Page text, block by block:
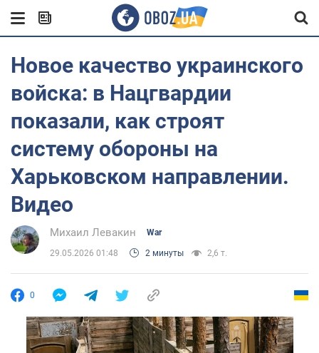
Новое качество украинского
войска: в Нацгвардии
показали, как строят
систему обороны на
Харьковском направлении.
Видео
Михаил Левакин War
29.05.2026 01:48 2 минуты 2,6 т.
0